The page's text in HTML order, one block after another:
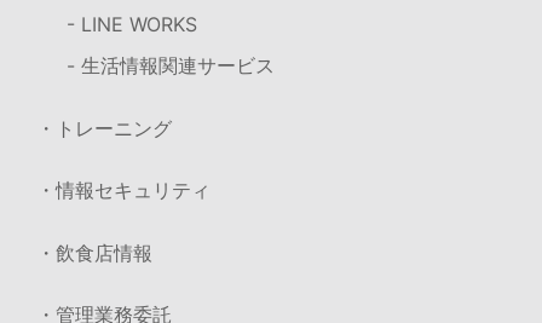
- LINE WORKS
- 生活情報関連サービス
・トレーニング
・情報セキュリティ
・飲食店情報
・管理業務委託